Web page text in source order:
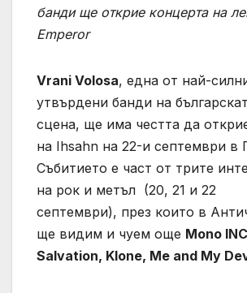
банди ще открие концерта на
Emperor
Vrani Volosa, една от най-
утвърдени банди на
сцена, ще има честта да
на Ihsahn на 22-и септември в
Събитието е част от трите
на рок и метъл (20, 21 и 22
септември), през които в
ще видим и чуем още Mono
Salvation, Klone, Me and My